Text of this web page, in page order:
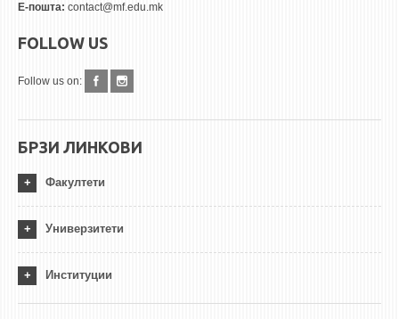
Е-пошта: contact@mf.edu.mk
FOLLOW US
Follow us on:
БРЗИ ЛИНКОВИ
Факултети
Универзитети
Институции